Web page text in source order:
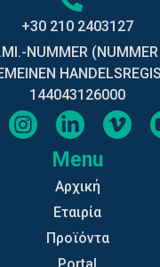
+30 210 2403127
NUMMER (NUMMER
144043126000
Menu
Αρχική
Εταιρία
Προϊόντα